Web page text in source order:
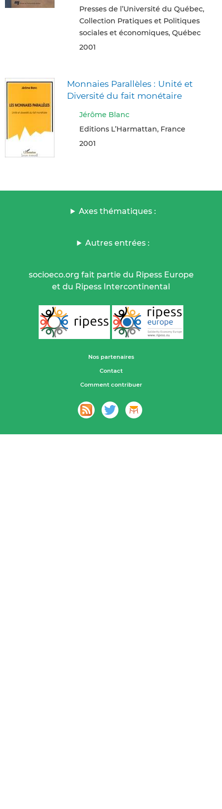
Presses de l’Université du Québec,
Collection Pratiques et Politiques
sociales et économiques, Québec
2001
Monnaies Parallèles : Unité et
Diversité du fait monétaire
Jérôme Blanc
Editions L’Harmattan, France
2001
Axes thématiques :
Autres entrées :
socioeco.org fait partie du Ripess Europe
et du Ripess Intercontinental
Nos partenaires
Contact
Comment contribuer